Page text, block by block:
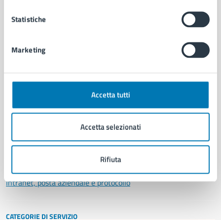
Statistiche
Marketing
Accetta tutti
Accetta selezionati
Rifiuta
Municipalità
Politici
Documenti e dati
Intranet, posta aziendale e protocollo
CATEGORIE DI SERVIZIO